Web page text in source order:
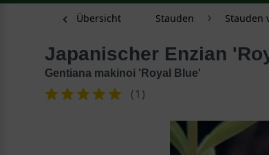
Übersicht Stauden Stauden
Japanischer Enzian
Gentiana makinoi 'Royal Blue'
(1 )